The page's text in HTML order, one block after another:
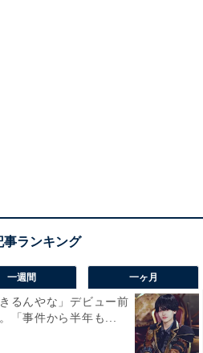
一週間 一ヶ月
るんやな」デビュー前
「事件から半年も...